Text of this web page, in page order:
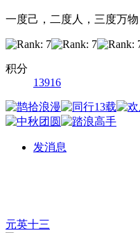
一度己，二度人，三度万物
积分
13916
发消息
元英十三